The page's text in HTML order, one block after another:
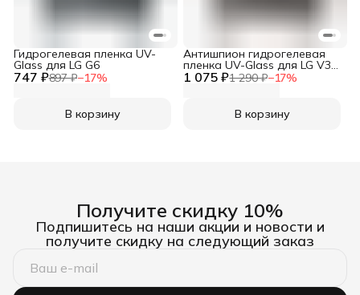
747 ₽897 ₽−17%
Гидрогелевая пленка UV-
Glass для LG G6
В корзину
1 075 ₽1 290 ₽−17%
Антишпион гидрогелевая
пленка UV-Glass для LG V30
ThinQ
В корзину
Получите скидку 10%
Подпишитесь на наши акции и новости и
получите скидку на следующий заказ